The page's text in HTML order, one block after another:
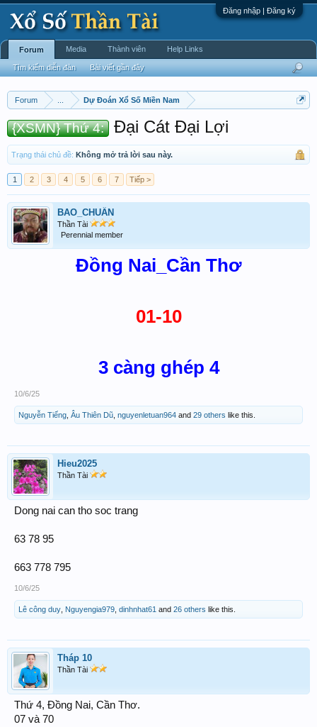
Đăng nhập | Đăng ký
Forum Dự Đoán Xổ Số Miền Nam
{XSMN} Thứ 4: Đại Cát Đại Lợi
Trạng thái chủ đề: Không mở trả lời sau này.
1 2 3 4 5 6 7 Tiếp >
BAO_CHUẨN
Thần Tài
Perennial member
Đồng Nai_Cần Thơ
01-10
3 càng ghép 4
10/6/25
Nguyễn Tiếng Âu Thiên Dũ nguyenletuan964 and 29 others like this.
Hieu2025
Thần Tài
Dong nai can tho soc trang
63 78 95
663 778 795
10/6/25
Lê công duy Nguyengia979 dinhnhat61 and 26 others like this.
Tháp 10
Thần Tài
Thứ 4, Đồng Nai, Cần Thơ.
07 và 70
Forum
Tìm kiếm diễn đàn Bài viết gần đây
Media Thành viên Help Links